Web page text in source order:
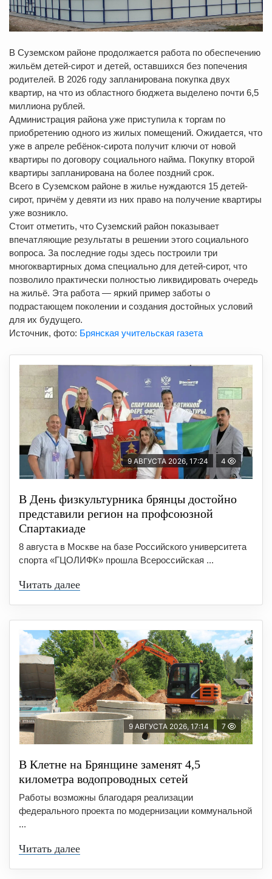
В Суземском районе продолжается работа по обеспечению
жильём детей-сирот и детей, оставшихся без попечения
родителей. В 2026 году запланирована покупка двух
квартир, на что из областного бюджета выделено почти 6,5
миллиона рублей.
Администрация района уже приступила к торгам по
приобретению одного из жилых помещений. Ожидается, что
уже в апреле ребёнок-сирота получит ключи от новой
квартиры по договору социального найма. Покупку второй
квартиры запланирована на более поздний срок.
Всего в Суземском районе в жилье нуждаются 15 детей-
сирот, причём у девяти из них право на получение квартиры
уже возникло.
Стоит отметить, что Суземский район показывает
впечатляющие результаты в решении этого социального
вопроса. За последние годы здесь построили три
многоквартирных дома специально для детей-сирот, что
позволило практически полностью ликвидировать очередь
на жильё. Эта работа — яркий пример заботы о
подрастающем поколении и создания достойных условий
для их будущего.
Источник, фото: Брянская учительская газета
9 АВГУСТА 2026, 17:24 4
В День физкультурника брянцы достойно
представили регион на профсоюзной
Спартакиаде
8 августа в Москве на базе Российского университета
спорта «ГЦОЛИФК» прошла Всероссийская ...
Читать далее
9 АВГУСТА 2026, 17:14 7
В Клетне на Брянщине заменят 4,5
километра водопроводных сетей
Работы возможны благодаря реализации
федерального проекта по модернизации коммунальной
...
Читать далее